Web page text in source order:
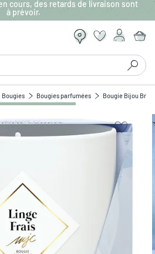
cours, des retards de livraison sont
à prévoir.
Bougies Bougies parfumées Bougie Bijou